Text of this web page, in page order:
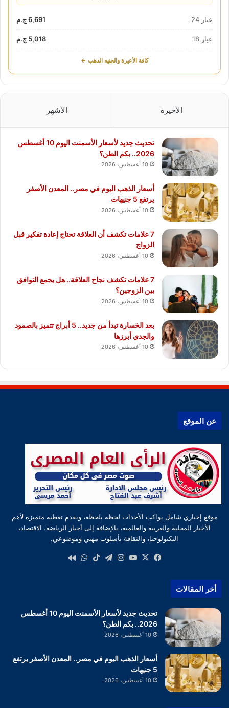
عيار 24 6,691 ج.م
عيار 18 5,018 ج.م
كافة الأعيرة والجنيه الذهب ←
الأخيرة الأشهر
تحديث جديد لأسعار الأسمنت اليوم 10 أغسطس
2026.. بكم الطن؟
10 أغسطس، 2026
أسعار الذهب اليوم في مصر.. المعدن الأصفر
يرتفع 5 جنيهات
10 أغسطس، 2026
7 علامات تكشف أن العلاقة تحتاج إعادة تفكير قبل
الزواج
10 أغسطس، 2026
7 علامات تكشف نجاح العلاقة.. هل يجمع التوافق
بين الزوجين؟
10 أغسطس، 2026
بعد الخسارة تبدأ من جديد.. 5 أبراج تتميز بالصمود
والجدي أبرزها
10 أغسطس، 2026
عن الموقع
موقع إخباري شامل يواكب الأحداث لحظة بلحظة، ويقدم تغطية متميزة لأهم
الأخبار المحلية والعربية والعالمية، بالإضافة إلى أخبار الرياضة، الاقتصاد،
التكنولوجيا، والثقافة بأسلوب مهني وموضوعي.
فيسبوك
‫X
‫YouTube
انستقرام
تيلقرام‫TikTokواتساب
أخر المقالات
تحديث جديد لأسعار الأسمنت اليوم 10 أغسطس
2026.. بكم الطن؟
10 أغسطس، 2026
أسعار الذهب اليوم في مصر.. المعدن الأصفر يرتفع
5 جنيهات
10 أغسطس، 2026